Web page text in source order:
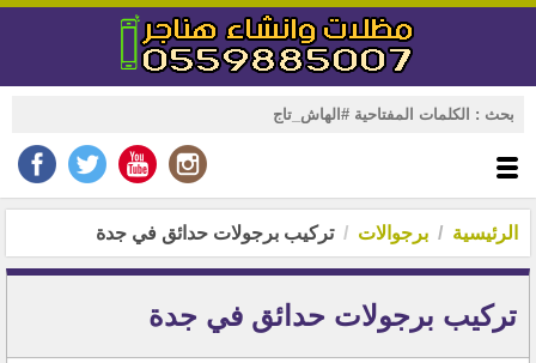
الرئيسية برجوالات تركيب برجولات حدائق في جدة
تركيب برجولات حدائق في جدة